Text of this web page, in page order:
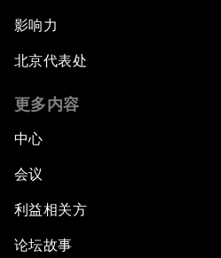
影响力
北京代表处
更多内容
中心
会议
利益相关方
论坛故事